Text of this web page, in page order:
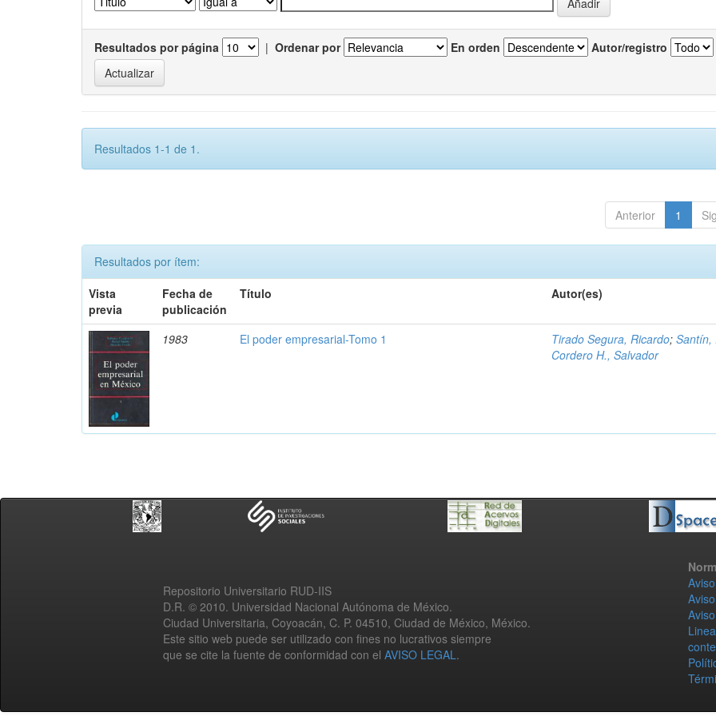
Resultados por página | Ordenar por En orden Autor/registro
Resultados 1-1 de 1.
Anterior 1
Resultados por ítem:
Vista
previa
Fecha de
publicación
Título Autor(es)
1983 El poder empresarial-Tomo 1 Tirado Segura, Ricardo;Santín,
Cordero H., Salvador
Repositorio Universitario RUD-IIS
D.R. © 2010. Universidad Nacional Autónoma de México.
Ciudad Universitaria, Coyoacán, C. P. 04510, Ciudad de México, México.
Este sitio web puede ser utilizado con fines no lucrativos siempre
que se cite la fuente de conformidad con el AVISO LEGAL.